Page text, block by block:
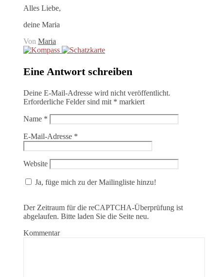
Alles Liebe,
deine Maria
Von Maria
Eine Antwort schreiben
Deine E-Mail-Adresse wird nicht veröffentlicht.
Erforderliche Felder sind mit * markiert
Name *
E-Mail-Adresse *
Website
Ja, füge mich zu der Mailingliste hinzu!
Der Zeitraum für die reCAPTCHA-Überprüfung ist
abgelaufen. Bitte laden Sie die Seite neu.
Kommentar